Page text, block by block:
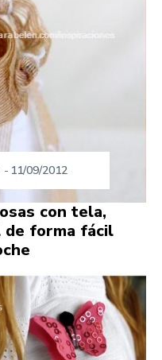
- 11/09/2012
con tela,
forma fácil